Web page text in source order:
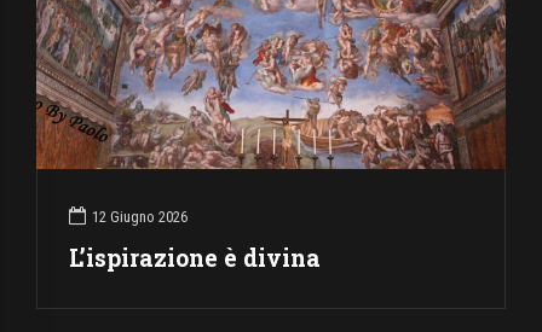
12 Giugno 2026
L’ispirazione è divina